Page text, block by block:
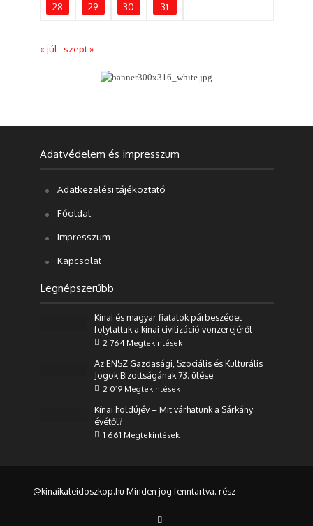
28 29 30 31
« júl szept »
Adatvédelem és impresszum
Adatkezelési tájékoztató
Főoldal
Impresszum
Kapcsolat
Legnépszerűbb
Kínai és magyar fiatalok párbeszédet
folytattak a kínai civilizáció vonzerejéről
2 764 Megtekintések
Az ENSZ Gazdasági, Szociális és Kulturális
Jogok Bizottságának 73. ülése
2 019 Megtekintések
Kínai holdújév – Mit várhatunk a Sárkány
évétől?
1 661 Megtekintések
@kinaikaleidoszkop.hu Minden jog fenntartva. rész